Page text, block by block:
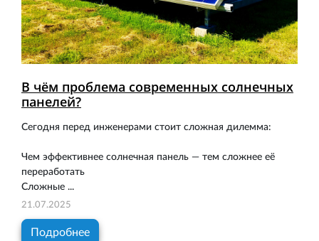
В чём проблема современных солнечных
панелей?
Сегодня перед инженерами стоит сложная дилемма:
Чем эффективнее солнечная панель — тем сложнее её
переработать
Сложные ...
21.07.2025
Подробнее